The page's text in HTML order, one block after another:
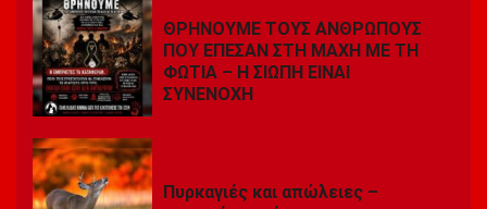
ΘΡΗΝΟΥΜΕ ΤΟΥΣ ΑΝΘΡΩΠΟΥΣ
ΠΟΥ ΕΠΕΣΑΝ ΣΤΗ ΜΑΧΗ ΜΕ ΤΗ
ΦΩΤΙΑ – Η ΣΙΩΠΗ ΕΙΝΑΙ
ΣΥΝΕΝΟΧΗ
Πυρκαγιές και απώλειες –